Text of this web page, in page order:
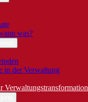
was?
in der Verwaltung
Verwaltungstransformation